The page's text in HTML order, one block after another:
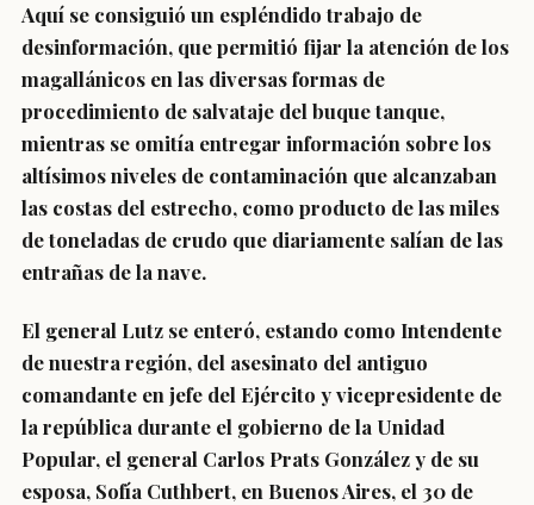
Aquí se consiguió un espléndido trabajo de
desinformación, que permitió fijar la atención de los
magallánicos en las diversas formas de
procedimiento de salvataje del buque tanque,
mientras se omitía entregar información sobre los
altísimos niveles de contaminación que alcanzaban
las costas del estrecho, como producto de las miles
de toneladas de crudo que diariamente salían de las
entrañas de la nave.
El general Lutz se enteró, estando como Intendente
de nuestra región, del asesinato del antiguo
comandante en jefe del Ejército y vicepresidente de
la república durante el gobierno de la Unidad
Popular, el general Carlos Prats González y de su
esposa, Sofía Cuthbert, en Buenos Aires, el 30 de